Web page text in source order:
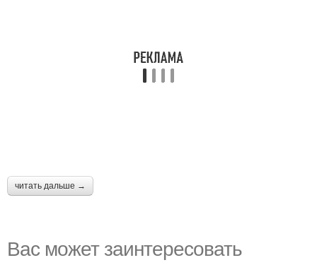
читать дальше →
Вас может заинтересовать